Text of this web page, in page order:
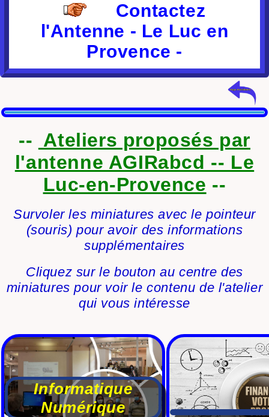
Contactez
l'Antenne - Le Luc en
Provence -
-- Ateliers proposés par
l'antenne AGIRabcd -- Le
Luc-en-Provence --
Survoler les miniatures avec le pointeur
(souris) pour avoir des informations
supplémentaires
Cliquez sur le bouton au centre des
miniatures pour voir le contenu de l'atelier
qui vous intéresse
Informatique
Numérique